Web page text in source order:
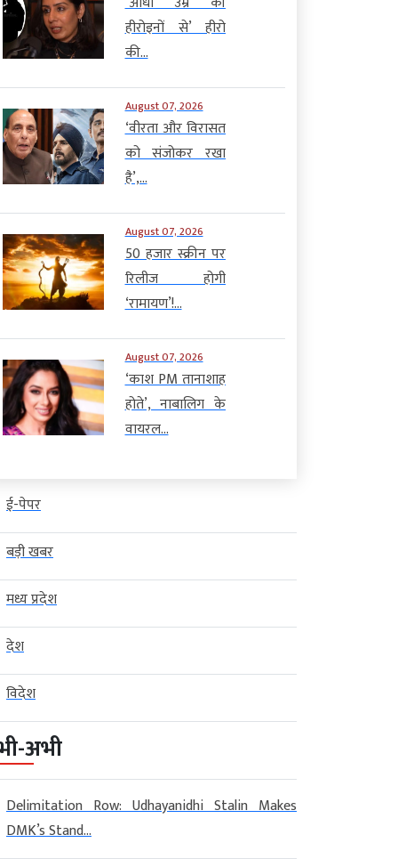
हीरोइनों से’ हीरो
की...
August 07, 2026
‘वीरता और विरासत
को संजोकर रखा
है’,...
August 07, 2026
50 हजार स्क्रीन पर
रिलीज होगी
‘रामायण’!...
August 07, 2026
‘काश PM तानाशाह
होते’, नाबालिग के
वायरल...
ई-पेपर
बड़ी खबर
मध्य प्रदेश
देश
विदेश
अभी
Delimitation Row: Udhayanidhi Stalin Makes
DMK’s Stand...